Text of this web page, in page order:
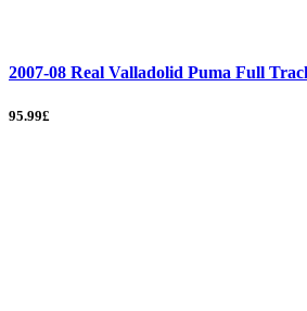
2007-08 Real Valladolid Puma Full
95.99£